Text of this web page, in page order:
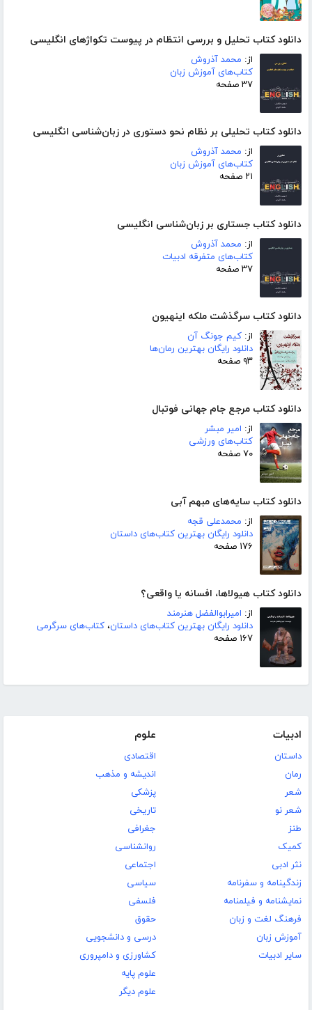
دانلود کتاب تحلیل و بررسی انتظام در پیوست تکواژهای انگلیسی
از: محمد آذروش
کتاب‌های آموزش زبان
۳۷ صفحه
دانلود کتاب تحلیلی بر نظام نحو دستوری در زبان‌شناسی انگلیسی
از: محمد آذروش
کتاب‌های آموزش زبان
۲۱ صفحه
دانلود کتاب جستاری بر زبان‌شناسی انگلیسی
از: محمد آذروش
کتاب‌های متفرقه ادبیات
۳۷ صفحه
دانلود کتاب سرگذشت ملکه اینهیون
از: کیم جونگ آن
دانلود رایگان بهترین رمان‌ها
۹۳ صفحه
دانلود کتاب مرجع جام جهانی فوتبال
از: امیر مبشر
کتاب‌های ورزشی
۷۰ صفحه
دانلود کتاب سایه‌های مبهم آبی
از: محمدعلی قجه
دانلود رایگان بهترین کتاب‌های داستان
۱۷۶ صفحه
دانلود کتاب هیولاها، افسانه یا واقعی؟
از: امیرابوالفضل هنرمند
دانلود رایگان بهترین کتاب‌های داستان، کتاب‌های سرگرمی
۱۶۷ صفحه
ادبیات
داستان
رمان
شعر
شعر نو
طنز
کمیک
نثر ادبی
زندگینامه و سفرنامه
نمایشنامه و فیلمنامه
فرهنگ لغت و زبان
آموزش زبان
سایر ادبیات
علوم
اقتصادی
اندیشه و مذهب
پزشکی
تاریخی
جغرافی
روانشناسی
اجتماعی
سیاسی
فلسفی
حقوق
درسی و دانشجویی
کشاورزی و دامپروری
علوم پایه
علوم دیگر